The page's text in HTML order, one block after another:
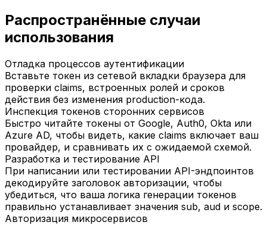
Распространённые случаи
использования
Отладка процессов аутентификации
Вставьте токен из сетевой вкладки браузера для
проверки claims, встроенных ролей и сроков
действия без изменения production-кода.
Инспекция токенов сторонних сервисов
Быстро читайте токены от Google, Auth0, Okta или
Azure AD, чтобы видеть, какие claims включает ваш
провайдер, и сравнивать их с ожидаемой схемой.
Разработка и тестирование API
При написании или тестировании API-эндпоинтов
декодируйте заголовок авторизации, чтобы
убедиться, что ваша логика генерации токенов
правильно устанавливает значения sub, aud и scope.
Авторизация микросервисов